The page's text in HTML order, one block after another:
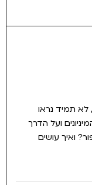
לא תמיד נראו
ועל הדרך
ואיך עושים